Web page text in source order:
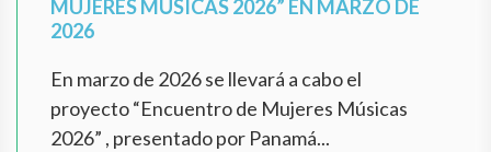
MUJERES MÚSICAS 2026” EN MARZO DE
2026
En marzo de 2026 se llevará a cabo el
proyecto “Encuentro de Mujeres Músicas
2026” , presentado por Panamá...